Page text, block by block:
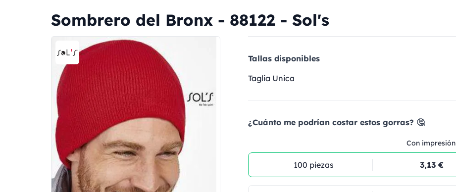
Sombrero del Bronx - 88122 - Sol's
Tallas disponibles
Taglia Unica
¿Cuánto me podrían costar estos gorras? 🤔
Con impresión
100 piezas 3,13 €